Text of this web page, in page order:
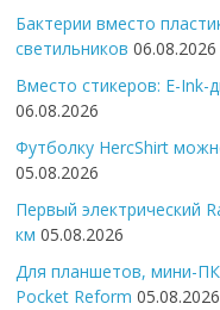
Бактерии вместо
светильников 06.08.2026
Вместо стикеров: E-Ink-
06.08.2026
Футболку HercShirt
05.08.2026
Первый электрический
км 05.08.2026
Для планшетов, мини-
Pocket Reform 05.08.2026